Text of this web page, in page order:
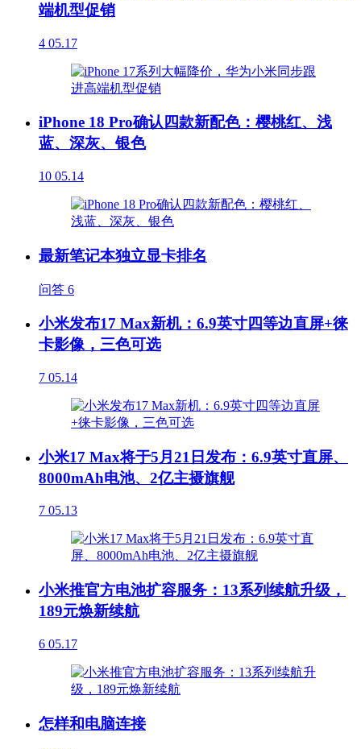
端机型促销
4 05.17
iPhone 18 Pro确认四款新配色：樱桃红、浅
蓝、深灰、银色
10 05.14
最新笔记本独立显卡排名
问答 6
小米发布17 Max新机：6.9英寸四等边直屏+徕
卡影像，三色可选
7 05.14
小米17 Max将于5月21日发布：6.9英寸直屏、
8000mAh电池、2亿主摄旗舰
7 05.13
小米推官方电池扩容服务：13系列续航升级，
189元焕新续航
6 05.17
怎样和电脑连接